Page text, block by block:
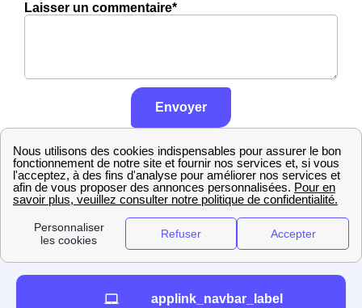
Laisser un commentaire*
Envoyer
contrôle, traitement et publication des
avis : cliquez ici
applink_navbar_label